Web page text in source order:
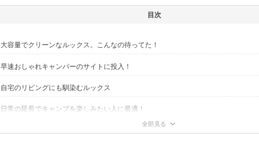
目次
大容量でクリーンなルックス。こんなの待ってた！
しかも家電も使えるの？
早速おしゃれキャンパーのサイトに投入！
ナチュラルなテントに秒でフィット
キャンプ飯も人気の最新家電でいただきます
オイルヒーターとプロジェクターで極上の空間に
自宅のリビングにも馴染むルックス
日常の延長でキャンプを楽しみたい人に最適！